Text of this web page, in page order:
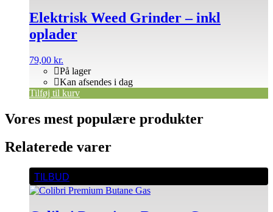
Elektrisk Weed Grinder – inkl
oplader
79,00 kr.
På lager
Kan afsendes i dag
Tilføj til kurv
Vores mest populære produkter
Relaterede varer
TILBUD